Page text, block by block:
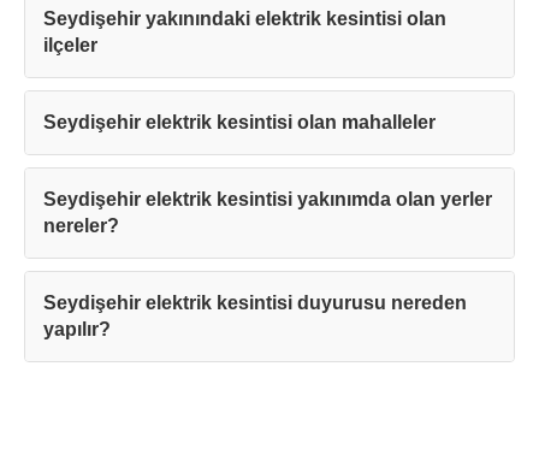
Seydişehir yakınındaki elektrik kesintisi olan
ilçeler
Seydişehir elektrik kesintisi olan mahalleler
Seydişehir elektrik kesintisi yakınımda olan yerler
nereler?
Seydişehir elektrik kesintisi duyurusu nereden
yapılır?